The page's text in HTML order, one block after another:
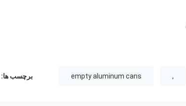
برچسب ها: ,
empty aluminum cans